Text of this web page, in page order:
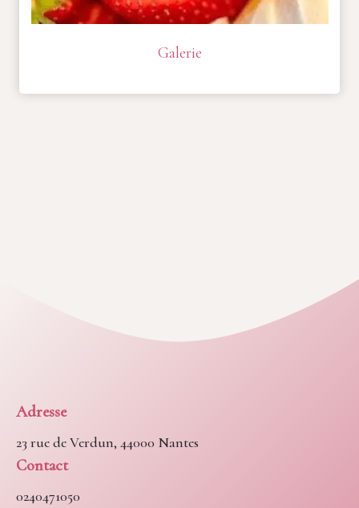
Galerie
Adresse
23 rue de Verdun, 44000 Nantes
Contact
0240471050